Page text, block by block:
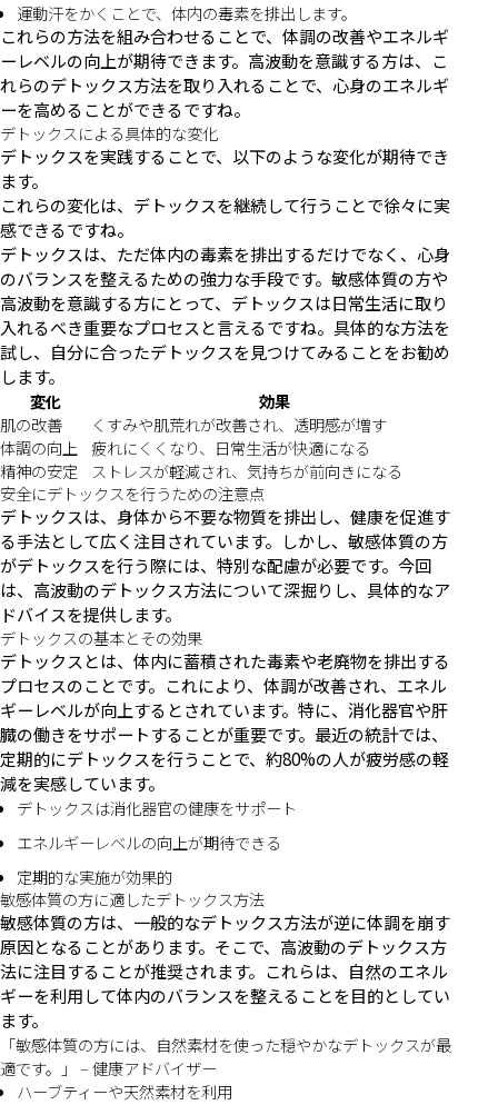
運動汗をかくことで、体内の毒素を排出します。
これらの方法を組み合わせることで、体調の改善やエネルギ
ーレベルの向上が期待できます。高波動を意識する方は、こ
れらのデトックス方法を取り入れることで、心身のエネルギ
ーを高めることができるですね。
デトックスによる具体的な変化
デトックスを実践することで、以下のような変化が期待でき
ます。
これらの変化は、デトックスを継続して行うことで徐々に実
感できるですね。
デトックスは、ただ体内の毒素を排出するだけでなく、心身
のバランスを整えるための強力な手段です。敏感体質の方や
高波動を意識する方にとって、デトックスは日常生活に取り
入れるべき重要なプロセスと言えるですね。具体的な方法を
試し、自分に合ったデトックスを見つけてみることをお勧め
します。
変化
効果
肌の改善
くすみや肌荒れが改善され、透明感が増す
体調の向上
疲れにくくなり、日常生活が快適になる
精神の安定
ストレスが軽減され、気持ちが前向きになる
安全にデトックスを行うための注意点
デトックスは、身体から不要な物質を排出し、健康を促進す
る手法として広く注目されています。しかし、敏感体質の方
がデトックスを行う際には、特別な配慮が必要です。今回
は、高波動のデトックス方法について深掘りし、具体的なア
ドバイスを提供します。
デトックスの基本とその効果
デトックスとは、体内に蓄積された毒素や老廃物を排出する
プロセスのことです。これにより、体調が改善され、エネル
ギーレベルが向上するとされています。特に、消化器官や肝
臓の働きをサポートすることが重要です。最近の統計では、
定期的にデトックスを行うことで、約80%の人が疲労感の軽
減を実感しています。
デトックスは消化器官の健康をサポート
エネルギーレベルの向上が期待できる
定期的な実施が効果的
敏感体質の方に適したデトックス方法
敏感体質の方は、一般的なデトックス方法が逆に体調を崩す
原因となることがあります。そこで、高波動のデトックス方
法に注目することが推奨されます。これらは、自然のエネル
ギーを利用して体内のバランスを整えることを目的としてい
ます。
「敏感体質の方には、自然素材を使った穏やかなデトックスが最
適です。」 – 健康アドバイザー
ハーブティーや天然素材を利用